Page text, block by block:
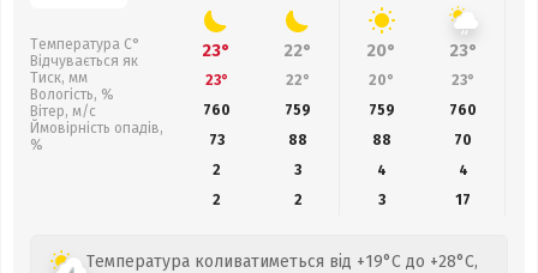
Температура С°
Відчувається як
Тиск, мм
Вологість, %
Вітер, м/с
Ймовірність опадів,
%
23° 22° 20° 23°
23° 22° 20° 23°
760
759 759 760
73
88 88 70
2
3 4
4
2
2 3 17
Температура коливатиметься від +19°C до +28°C,